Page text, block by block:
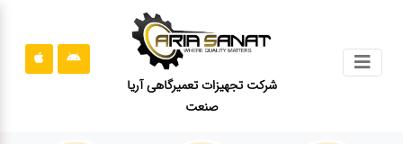
شرکت تجهیزات تعمیرگاهی آریا
صنعت